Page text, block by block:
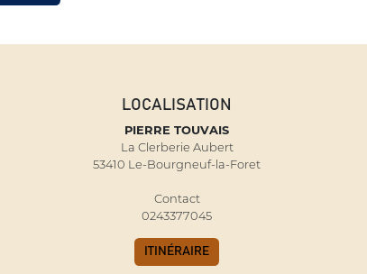
LOCALISATION
PIERRE TOUVAIS
La Clerberie Aubert
53410 Le-Bourgneuf-la-Foret
Contact
0243377045
ITINÉRAIRE